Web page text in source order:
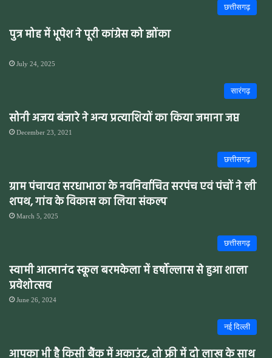
छत्तीसगढ़
पुत्र मोह में भूपेश ने पूरी कांग्रेस को झोंका
July 24, 2025
सारंगढ़
सोनी अजय बंजारे ने अन्य प्रत्याशियों का किया जमाना जप्त
December 23, 2021
छत्तीसगढ़
ग्राम पंचायत सरधाभाठा के नवनिर्वाचित सरपंच एवं पंचों ने ली
शपथ, गांव के विकास का लिया संकल्प
March 5, 2025
छत्तीसगढ़
स्वामी आत्मानंद स्कूल बरमकेला में हर्षोल्लास से हुआ शाला
प्रवेशोत्सव
June 26, 2024
नई दिल्ली